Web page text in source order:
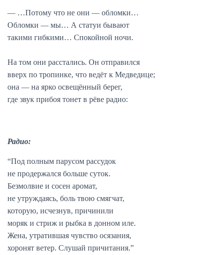
— …Потому что не они — обломки…
Обломки — мы… А статуи бывают
такими гибкими… Спокойной ночи.
На том они расстались. Он отправился
вверх по тропинке, что ведёт к Медведице;
она — на ярко освещённый берег,
где звук прибоя тонет в рёве радио:
Радио:
“Под полным парусом рассудок
не продержался больше суток.
Безмолвие и сосен аромат,
не утруждаясь, боль твою смягчат,
которую, исчезнув, причинили
моряк и стриж и рыбка в донном иле.
Жена, утратившая чувство осязания,
хоронят ветер. Слушай причитания.”